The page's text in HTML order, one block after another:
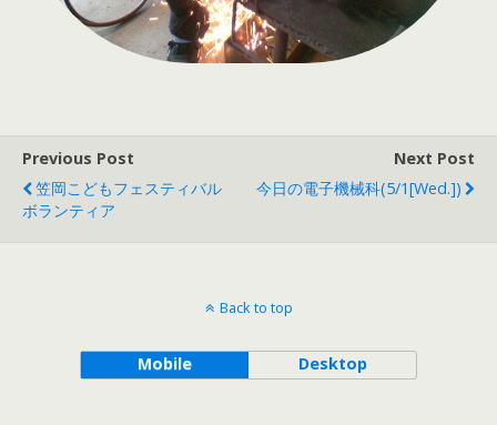
Previous Post
笠岡こどもフェスティバル
ボランティア
Next Post
今日の電子機械科(5/1[Wed.])
Back to top
Mobile Desktop